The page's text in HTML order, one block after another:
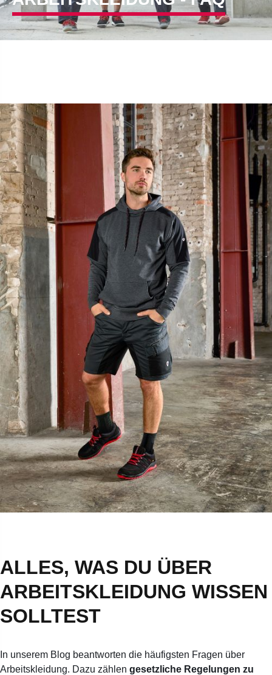
ALLES, WAS DU ÜBER
ARBEITSKLEIDUNG WISSEN
SOLLTEST
In unserem Blog beantworten die häufigsten Fragen über
Arbeitskleidung. Dazu zählen gesetzliche Regelungen zu